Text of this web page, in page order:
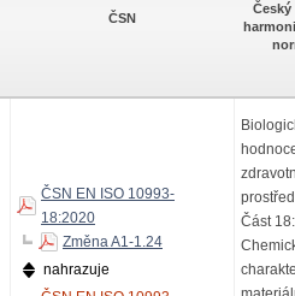
ČSN
Český
ČSN EN ISO 10993-
18:2020
Změna A1-1.24
nahrazuje
Část 18: